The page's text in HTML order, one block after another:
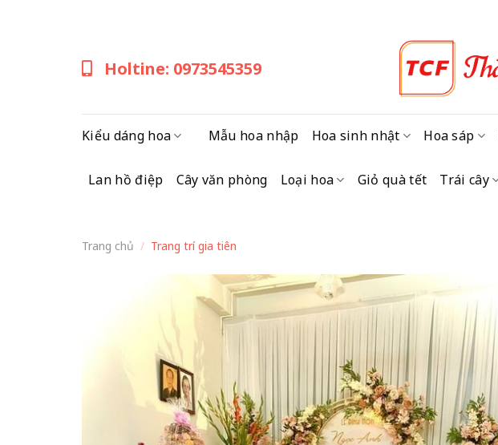
Holtine: 0973545359
Kiểu dáng hoa Mẫu hoa nhập Hoa sinh nhật Hoa sáp
Lan hồ điệp Cây văn phòng Loại hoa Giỏ quà tết Trái cây
Trang chủ / Trang trí gia tiên